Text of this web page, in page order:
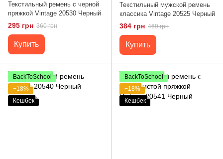
Текстильный ремень с черной
пряжкой Vintage 20530 Черный
295 грн 360 грн
Купить
Текстильный мужской ремень
классика Vintage 20525 Черный
384 грн 469 грн
Купить
BackToSchool
−18%
Кешбек
BackToSchool
−18%
Кешбек